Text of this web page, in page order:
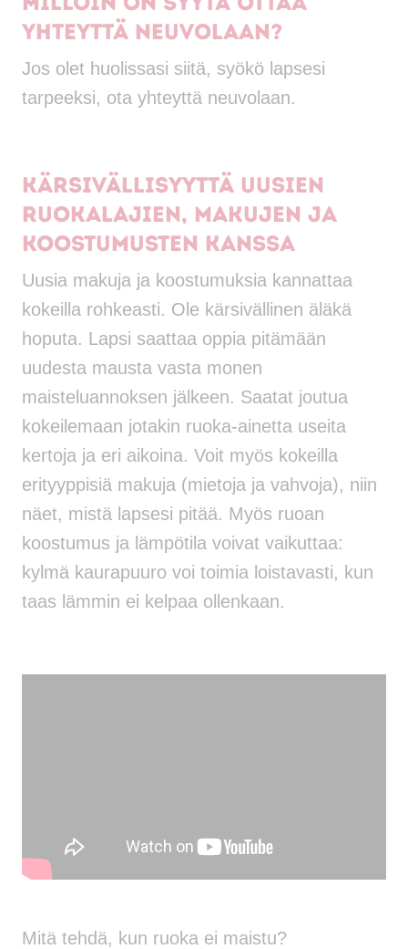
yhteyttä neuvolaan?
Jos olet huolissasi siitä, syökö lapsesi
tarpeeksi, ota yhteyttä neuvolaan.
Kärsivällisyyttä uusien
ruokalajien, makujen ja
koostumusten kanssa
Uusia makuja ja koostumuksia kannattaa
kokeilla rohkeasti. Ole kärsivällinen äläkä
hoputa. Lapsi saattaa oppia pitämään
uudesta mausta vasta monen
maisteluannoksen jälkeen. Saatat joutua
kokeilemaan jotakin ruoka-ainetta useita
kertoja ja eri aikoina. Voit myös kokeilla
erityyppisiä makuja (mietoja ja vahvoja), niin
näet, mistä lapsesi pitää. Myös ruoan
koostumus ja lämpötila voivat vaikuttaa:
kylmä kaurapuuro voi toimia loistavasti, kun
taas lämmin ei kelpaa ollenkaan.
Mitä tehdä, kun ruoka ei maistu?